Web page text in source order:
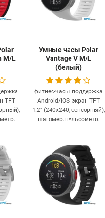
M/L
TFT
Умные часы Polar
Vantage V M/L
(белый)
фитнес-часы, поддержка
Android/iOS, экран TFT
1.2" (240x240, сенсорный),
шагомер, пульсометр,
Под заказ 14 дней
1'455.66